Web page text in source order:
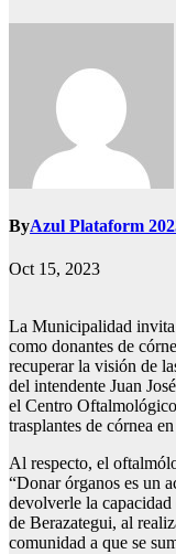
ByAzul Plataform
Oct 15, 2023
La Municipalidad invita
como donantes de
recuperar la visión de
del intendente Juan
el Centro
trasplantes de córnea
Al respecto, el
“Donar órganos es un
devolverle la
de Berazategui, al
comunidad a que se